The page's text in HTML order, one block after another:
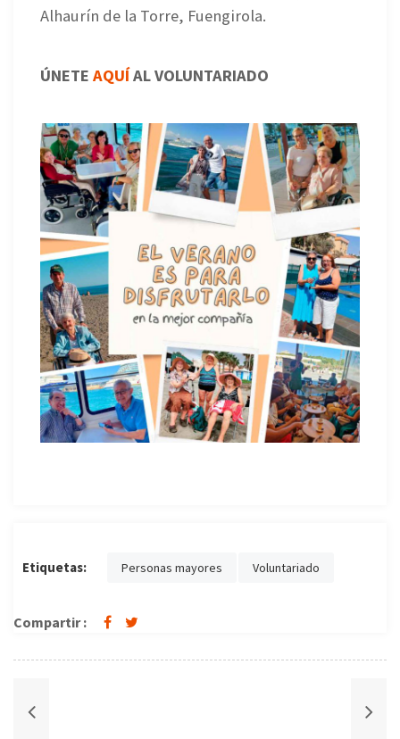
Alhaurín de la Torre, Fuengirola.
ÚNETE AQUÍAL VOLUNTARIADO
Etiquetas: Personas mayores Voluntariado
Compartir :